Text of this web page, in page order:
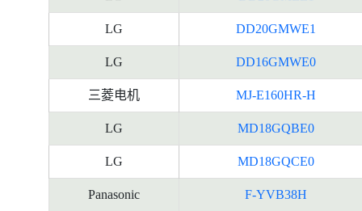
LG DD20GMWE1
LG DD16GMWE0
三菱电机 MJ-E160HR-H
LG MD18GQBE0
LG MD18GQCE0
Panasonic F-YVB38H